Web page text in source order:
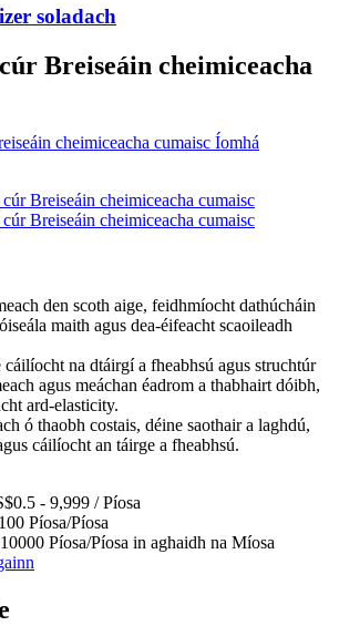
soladach
Breiseáin cheimiceacha
den scoth aige, feidhmíocht dathúcháin
maith agus dea-éifeacht scaoileadh
na dtáirgí a fheabhsú agus struchtúr
agus meáchan éadrom a thabhairt dóibh,
ard-elasticity.
ó thaobh costais, déine saothair a laghdú,
cáilíocht an táirge a fheabhsú.
- 9,999 / Píosa
100 Píosa/Píosa
10000 Píosa/Píosa in aghaidh na Míosa